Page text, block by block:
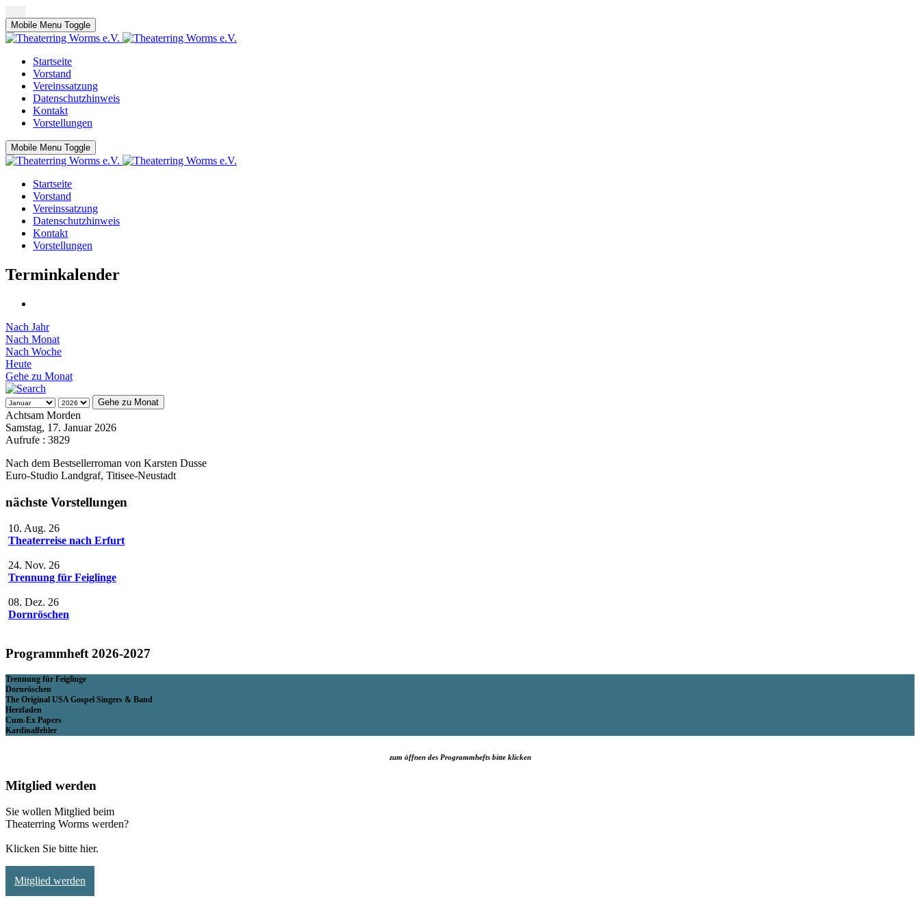
Mobile Menu Toggle
Startseite
Vorstand
Vereinssatzung
Datenschutzhinweis
Kontakt
Vorstellungen
Mobile Menu Toggle
Startseite
Vorstand
Vereinssatzung
Datenschutzhinweis
Kontakt
Vorstellungen
Terminkalender
Nach Jahr
Nach Monat
Nach Woche
Heute
Gehe zu Monat
Gehe zu Monat
Achtsam Morden
Samstag, 17. Januar 2026
Aufrufe : 3829
Nach dem Bestsellerroman von Karsten Dusse
Euro-Studio Landgraf, Titisee-Neustadt
nächste Vorstellungen
10. Aug. 26
Theaterreise nach Erfurt
24. Nov. 26
Trennung für Feiglinge
08. Dez. 26
Dornröschen
Programmheft 2026-2027
Trennung für Feiglinge
Dornröschen
The Original USA Gospel Singers & Band
Herzfaden
Cum-Ex Papers
Kardinalfehler
zum öffnen des Programmhefts bitte klicken
Mitglied werden
Sie wollen Mitglied beim
Theaterring Worms werden?
Klicken Sie bitte hier.
Mitglied werden